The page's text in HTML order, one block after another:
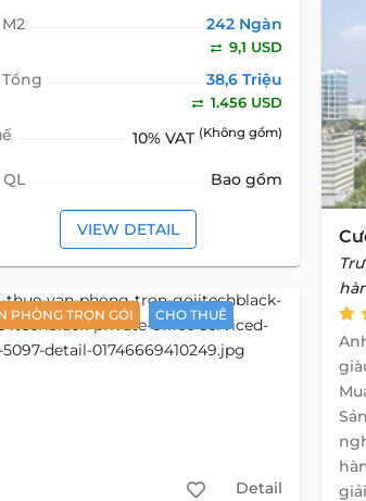
242 Ngàn
9,1 USD
38,6 Triệu
1.456 USD
10% VAT (Không gồm)
Bao gồm
VIEW DETAIL
PHÒNG TRỌN GÓI CHO THUÊ
Detail